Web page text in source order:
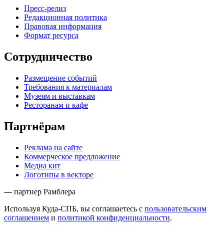
Пресс-релиз
Редакционная политика
Правовая информация
Формат ресурса
Сотрудничество
Размещение событий
Требования к материалам
Музеям и выставкам
Ресторанам и кафе
Партнёрам
Реклама на сайте
Коммерческое предложение
Медиа кит
Логотипы в векторе
— партнер Рамблера
Используя Куда-СПБ, вы соглашаетесь с пользовательским
соглашением и политикой конфиденциальности.